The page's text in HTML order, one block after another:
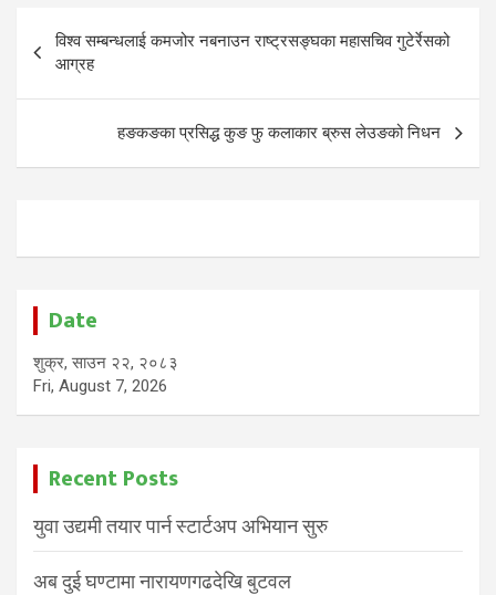
Post
navigation
विश्व सम्बन्धलाई कमजोर नबनाउन राष्ट्रसङ्घका महासचिव गुटेर्रेसको
आग्रह
हङकङका प्रसिद्ध कुङ फु कलाकार ब्रुस लेउङको निधन
Date
शुक्र, साउन २२, २०८३
Fri, August 7, 2026
Recent Posts
युवा उद्यमी तयार पार्न स्टार्टअप अभियान सुरु
अब दुई घण्टामा नारायणगढदेखि बुटवल